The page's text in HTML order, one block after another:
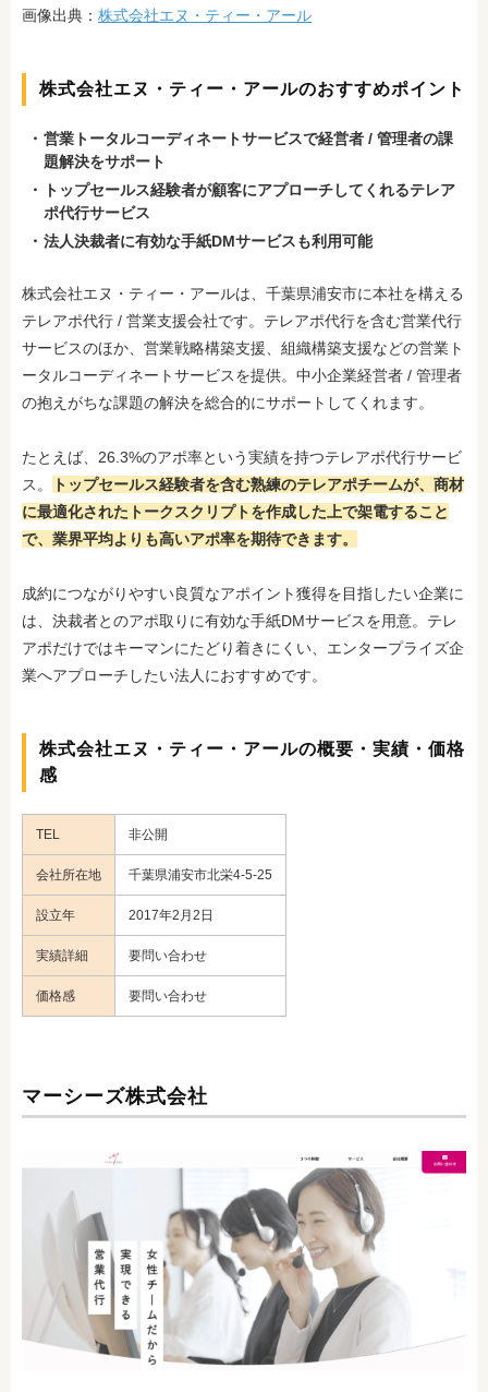
画像出典： 株式会社エヌ・ティー・アール
株式会社エヌ・ティー・アールのおすすめポイント
営業トータルコーディネートサービスで経営者 / 管理者の課
題解決をサポート
トップセールス経験者が顧客にアプローチしてくれるテレア
ポ代行サービス
法人決裁者に有効な手紙DMサービスも利用可能
株式会社エヌ・ティー・アールは、千葉県浦安市に本社を構える
テレアポ代行 / 営業支援会社です。テレアポ代行を含む営業代行
サービスのほか、営業戦略構築支援、組織構築支援などの営業ト
ータルコーディネートサービスを提供。中小企業経営者 / 管理者
の抱えがちな課題の解決を総合的にサポートしてくれます。
たとえば、26.3%のアポ率という実績を持つテレアポ代行サービ
ス。
トップセールス経験者を含む熟練のテレアポチームが、商材
に最適化されたトークスクリプトを作成した上で架電すること
で、業界平均よりも高いアポ率を期待できます。
成約につながりやすい良質なアポイント獲得を目指したい企業に
は、決裁者とのアポ取りに有効な手紙DMサービスを用意。テレ
アポだけではキーマンにたどり着きにくい、エンタープライズ企
業へアプローチしたい法人におすすめです。
株式会社エヌ・ティー・アールの概要・実績・価格
感
TEL 非公開
会社所在地 千葉県浦安市北栄4-5-25
設立年 2017年2月2日
実績詳細 要問い合わせ
価格感 要問い合わせ
マーシーズ株式会社